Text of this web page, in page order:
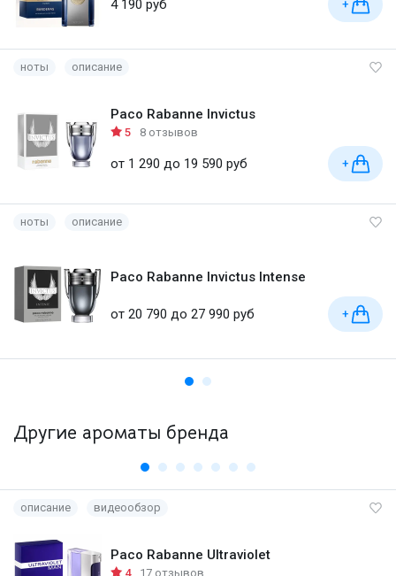
4 190 руб +
ноты описание
Paco Rabanne Invictus
5 8 отзывов
от 1 290 до 19 590 руб +
ноты описание
Paco Rabanne Invictus Intense
от 20 790 до 27 990 руб +
Другие ароматы бренда
описание видеообзор
Paco Rabanne Ultraviolet
4 17 отзывов